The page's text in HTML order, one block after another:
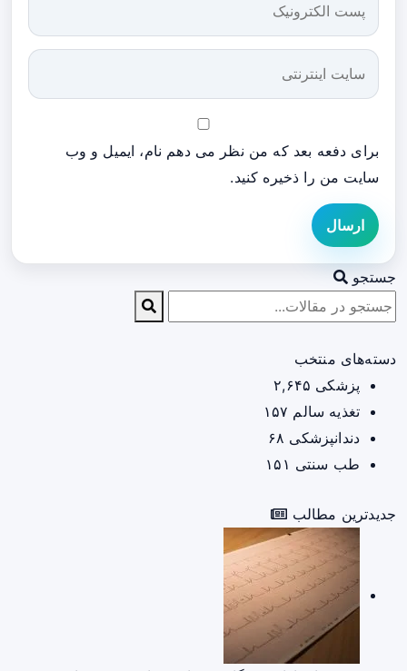
برای دفعه بعد که من نظر می دهم نام، ایمیل و وب
سایت من را ذخیره کنید.
ارسال
جستجو
دسته‌های منتخب
پزشکی ۲,۶۴۵
تغذیه سالم ۱۵۷
دندانپزشکی ۶۸
طب سنتی ۱۵۱
جدیدترین مطالب